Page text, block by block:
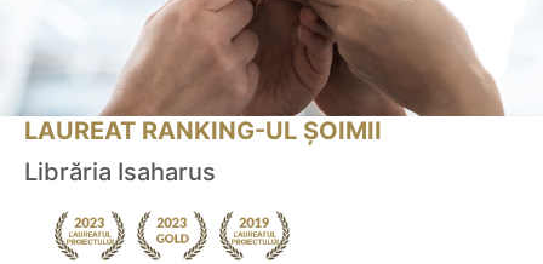
LAUREAT RANKING-UL ȘOIMII
Librăria Isaharus